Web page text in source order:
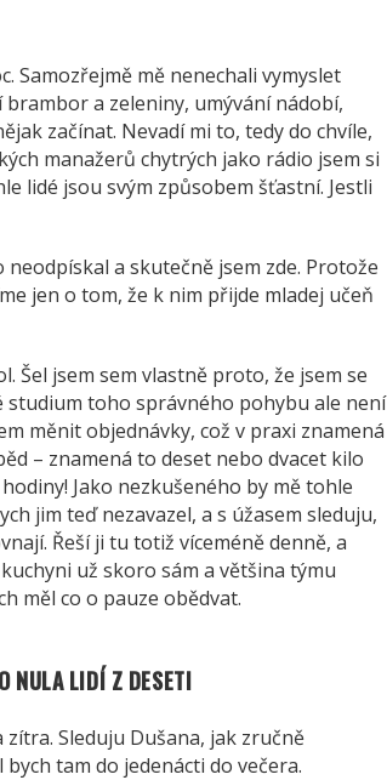
Samozřejmě mě nenechali vymyslet
a zeleniny, umývání nádobí,
začínat. Nevadí mi to, tedy do chvíle,
manažerů chytrých jako rádio jsem si
lidé jsou svým způsobem šťastní. Jestli
a skutečně jsem zde. Protože
jen o tom, že k nim přijde mladej učeň
jsem sem vlastně proto, že jsem se
toho správného pohybu ale není
měnit objednávky, což v praxi znamená
– znamená to deset nebo dvacet kilo
Jako nezkušeného by mě tohle
jim teď nezavazel, a s úžasem sleduju,
Řeší ji tu totiž víceméně denně, a
už skoro sám a většina týmu
měl co o pauze obědvat.
NULA LIDÍ Z DESETI
Sleduju Dušana, jak zručně
tam do jedenácti do večera.